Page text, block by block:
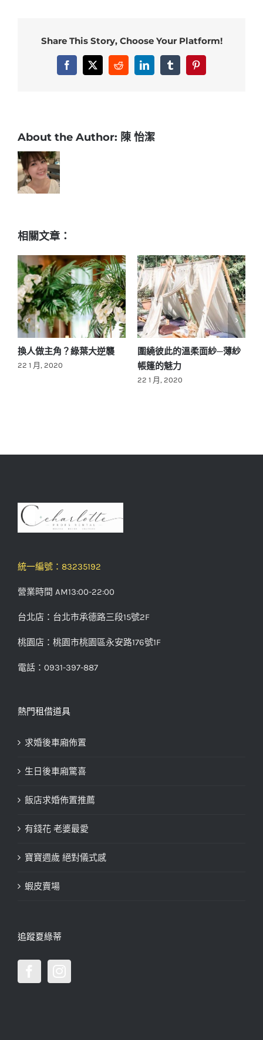
置
也
or
Share This Story, Choose Your Platform!
Facebook
X RedditLinkedInTumblrPinterest
About the Author: 陳 怡潔
相關文章：
換人做主角？綠葉大逆襲
22 1 月, 2020
圍繞彼此的溫柔面紗─薄紗
帳篷的魅力
22 1 月, 2020
統一編號：83235192
營業時間 AM13:00-22:00
台北店：台北市承德路三段15號2F
桃園店：桃園市桃園區永安路176號1F
電話：0931-397-887
熱門租借道具
求婚後車廂佈置
生日後車廂驚喜
飯店求婚佈置推薦
有錢花 老婆最愛
寶寶週歲 絕對儀式感
蝦皮賣場
追蹤夏綠蒂